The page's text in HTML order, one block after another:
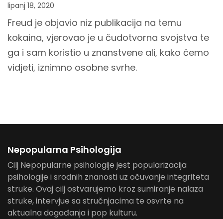
lipanj 18, 2020
Freud je objavio niz publikacija na temu
kokaina, vjerovao je u čudotvorna svojstva te
ga i sam koristio u znanstvene ali, kako ćemo
vidjeti, iznimno osobne svrhe.
Nepopularna Psihologija
Cilj Nepopularne psihologije jest popularizacija
psihologije i srodnih znanosti uz očuvanje integriteta
struke. Ovaj cilj ostvarujemo kroz sumiranje nalaza
struke, intervjue sa stručnjacima te osvrte na
aktualna događanja i pop kulturu.